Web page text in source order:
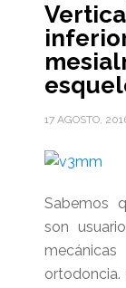
17 AGOSTO,
Sabemos
son